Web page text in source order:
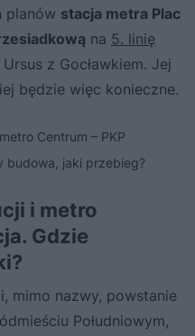
planów stacja metra Plac
na 5. linię
Ursus z Gocławkiem. Jej
będzie więc konieczne.
Centrum – PKP
budowa, jaki przebieg?
i metro
Gdzie
mimo nazwy, powstanie
Południowym,